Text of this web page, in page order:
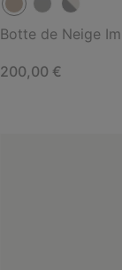
Botte de Neige
Regular price:
200,00 €